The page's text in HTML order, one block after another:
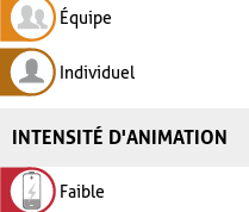
Équipe
Individuel
INTENSITÉ D'ANIMATION
Faible